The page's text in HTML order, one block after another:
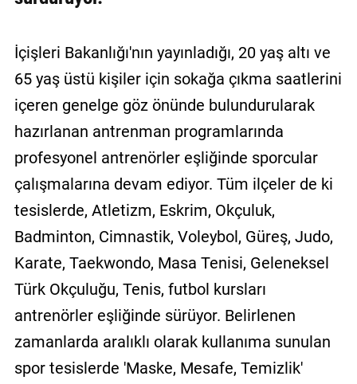
Sözleşmesi
İçişleri Bakanlığı'nın yayınladığı, 20 yaş altı ve
65 yaş üstü kişiler için sokağa çıkma saatlerini
içeren genelge göz önünde bulundurularak
hazırlanan antrenman programlarında
profesyonel antrenörler eşliğinde sporcular
çalışmalarına devam ediyor. Tüm ilçeler de ki
tesislerde, Atletizm, Eskrim, Okçuluk,
Badminton, Cimnastik, Voleybol, Güreş, Judo,
Karate, Taekwondo, Masa Tenisi, Geleneksel
Türk Okçuluğu, Tenis, futbol kursları
antrenörler eşliğinde sürüyor. Belirlenen
zamanlarda aralıklı olarak kullanıma sunulan
spor tesislerde 'Maske, Mesafe, Temizlik'